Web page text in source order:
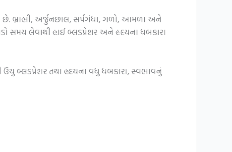
બ્રાહ્મી, અર્જુનછાલ, સર્પગંધા, ગળો, આમળા અને
લેવાથી હાઈ બ્લડપ્રેશર અને હૃદયના ધબકારા
બ્લડપ્રેશર તથા હ્રદયના વધુ ધબકારા, સ્વભાવનું